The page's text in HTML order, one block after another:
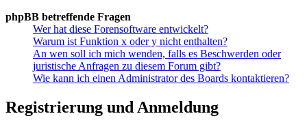
phpBB betreffende Fragen
Wer hat diese Forensoftware entwickelt?
Warum ist Funktion x oder y nicht enthalten?
An wen soll ich mich wenden, falls es Beschwerden oder
juristische Anfragen zu diesem Forum gibt?
Wie kann ich einen Administrator des Boards kontaktieren?
Registrierung und Anmeldung